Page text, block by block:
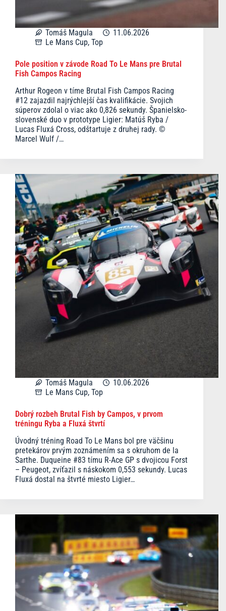
Tomáš Magula
11.06.2026
Le Mans Cup, Top
Pole position v závode Road To Le Mans pre Brutal
Fish Campos Racing
Arthur Rogeon v tíme Brutal Fish Campos Racing
#12 zajazdil najrýchlejší čas kvalifikácie. Svojich
súperov zdolal o viac ako 0,826 sekundy. Španielsko-
slovenské duo v prototype Ligier: Matúš Ryba /
Lucas Fluxá Cross, odštartuje z druhej rady. ©
Marcel Wulf /…
Tomáš Magula
10.06.2026
Le Mans Cup, Top
Dobrý rozbeh Brutal Fish by Campos, v prvom
tréningu Ryba a Fluxá štvrtí
Úvodný tréning Road To Le Mans bol pre väčšinu
pretekárov prvým zoznámením sa s okruhom de la
Sarthe. Duqueine #83 tímu R-Ace GP s dvojicou Forst
– Peugeot, zvíťazil s náskokom 0,553 sekundy. Lucas
Fluxá dostal na štvrté miesto Ligier…